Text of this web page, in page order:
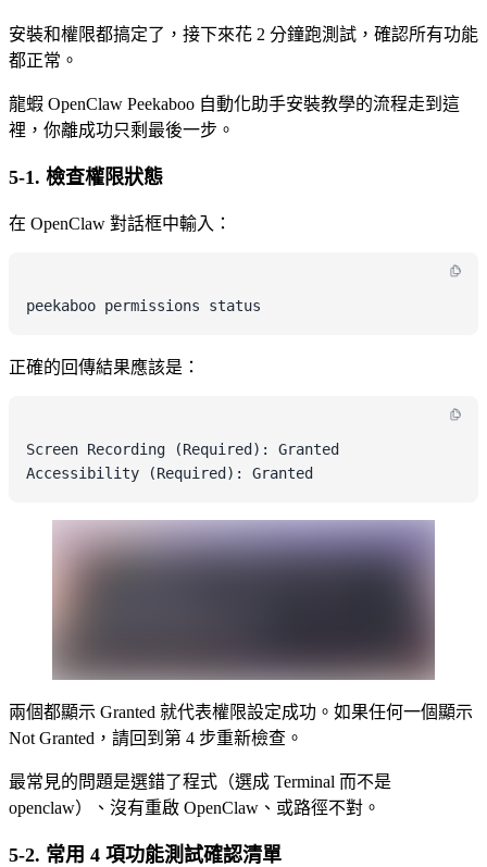
安裝和權限都搞定了，接下來花 2 分鐘跑測試，確認所有功能
都正常。
龍蝦 OpenClaw Peekaboo 自動化助手安裝教學的流程走到這
裡，你離成功只剩最後一步。
5-1. 檢查權限狀態
在 OpenClaw 對話框中輸入：
peekaboo permissions status
正確的回傳結果應該是：
Screen Recording (Required): Granted
Accessibility (Required): Granted
兩個都顯示 Granted 就代表權限設定成功。如果任何一個顯示
Not Granted，請回到第 4 步重新檢查。
最常見的問題是選錯了程式（選成 Terminal 而不是
openclaw）、沒有重啟 OpenClaw、或路徑不對。
5-2. 常用 4 項功能測試確認清單